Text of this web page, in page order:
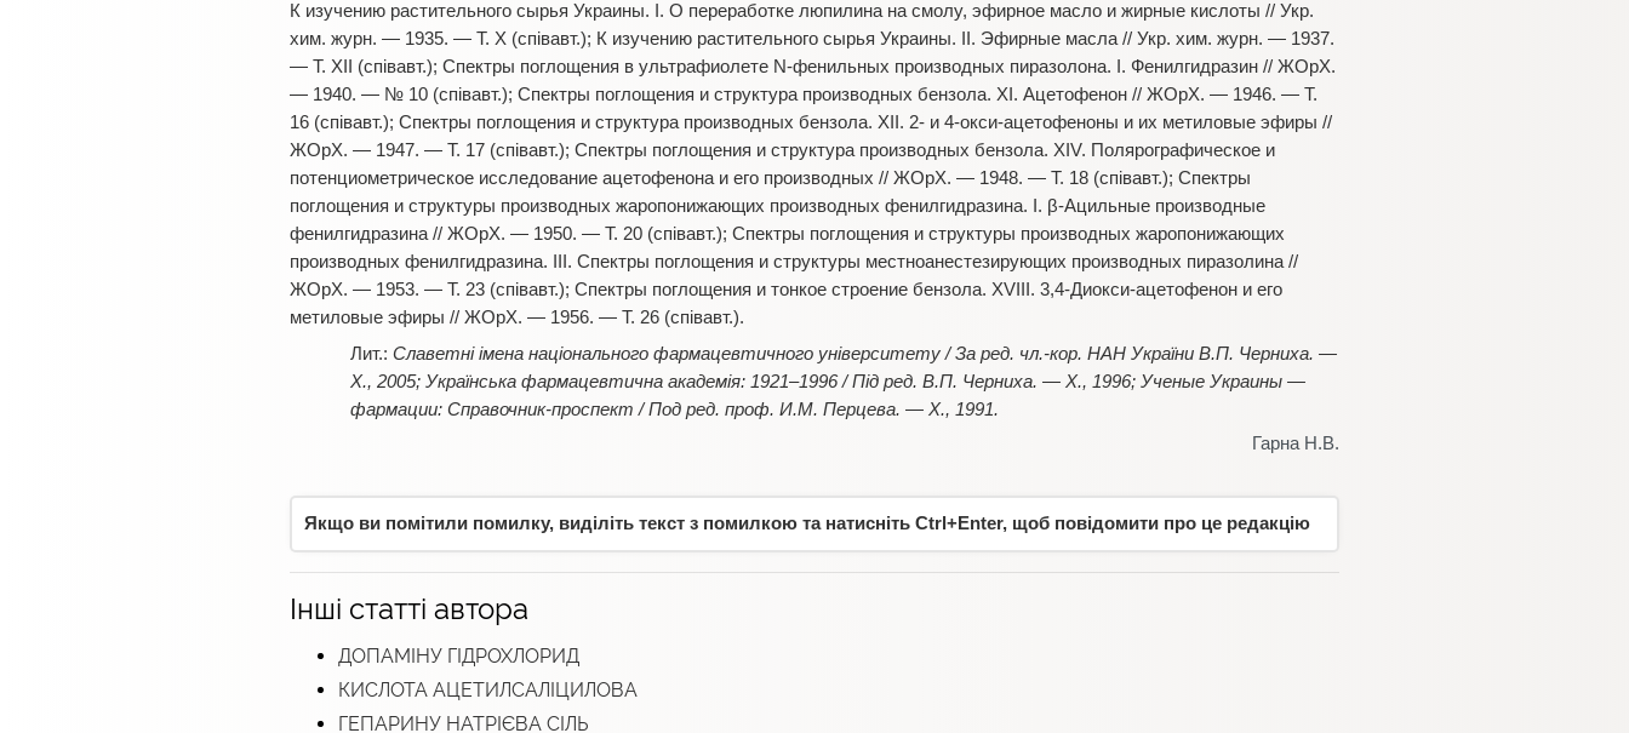
К изучению растительного сырья Украины. I. О переработке люпилина на смолу, эфирное масло и жирные кислоты // Укр.
хим. журн. — 1935. — Т. Х (співавт.); К изучению растительного сырья Украины. II. Эфирные масла // Укр. хим. журн. — 1937.
— Т. ХII (співавт.); Спектры поглощения в ультрафиолете N-фенильных производных пиразолона. I. Фенилгидразин // ЖОрХ.
— 1940. — № 10 (співавт.); Спектры поглощения и структура производных бензола. ХI. Ацетофенон // ЖОрХ. — 1946. — Т.
16 (співавт.); Спектры поглощения и структура производных бензола. ХII. 2- и 4-окси-ацетофеноны и их метиловые эфиры //
ЖОрХ. — 1947. — Т. 17 (співавт.); Спектры поглощения и структура производных бензола. ХIV. Полярографическое и
потенциометрическое исследование ацетофенона и его производных // ЖОрХ. — 1948. — Т. 18 (співавт.); Спектры
поглощения и структуры производных жаропонижающих производных фенилгидразина. I. β-Ацильные производные
фенилгидразина // ЖОрХ. — 1950. — Т. 20 (співавт.); Спектры поглощения и структуры производных жаропонижающих
производных фенилгидразина. III. Спектры поглощения и структуры местноанестезирующих производных пиразолина //
ЖОрХ. — 1953. — Т. 23 (співавт.); Спектры поглощения и тонкое строение бензола. ХVIII. 3,4-Диокси-ацетофенон и его
метиловые эфиры // ЖОрХ. — 1956. — Т. 26 (співавт.).
Славетні імена національного фармацевтичного університету / За ред. чл.-кор. НАН України В.П. Черниха. —
Х., 2005; Українська фармацевтична академія: 1921–1996 / Під ред. В.П. Черниха. — Х., 1996; Ученые Украины —
фармации: Справочник-проспект / Под ред. проф. И.М. Перцева. — Х., 1991.
Гарна Н.В.
Якщо ви помітили помилку, виділіть текст з помилкою та натисніть Ctrl+Enter, щоб повідомити про це редакцію
Інші статті автора
ДОПАМІНУ ГІДРОХЛОРИД
КИСЛОТА АЦЕТИЛСАЛІЦИЛОВА
ГЕПАРИНУ НАТРІЄВА СІЛЬ